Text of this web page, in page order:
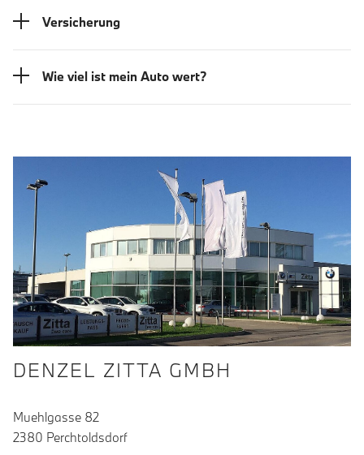
Versicherung
Wie viel ist mein Auto wert?
DENZEL ZITTA GMBH
Muehlgasse 82
2380 Perchtoldsdorf